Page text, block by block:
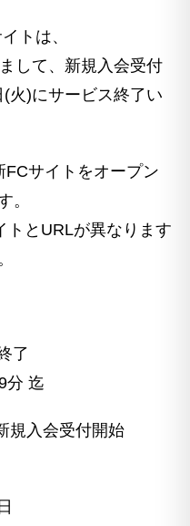
トは、
して、新規入会受付
火)にサービス終了い
サイトをオープン
。
トとURLが異なります
了
分 迄
規入会受付開始